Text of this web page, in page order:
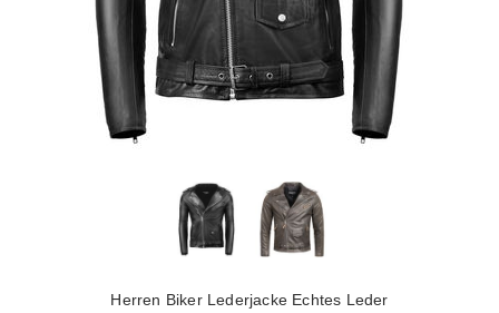
Herren Biker Lederjacke Echtes Leder